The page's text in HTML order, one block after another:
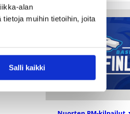
alan
muihin tietoihin, joita
Salli kaikki